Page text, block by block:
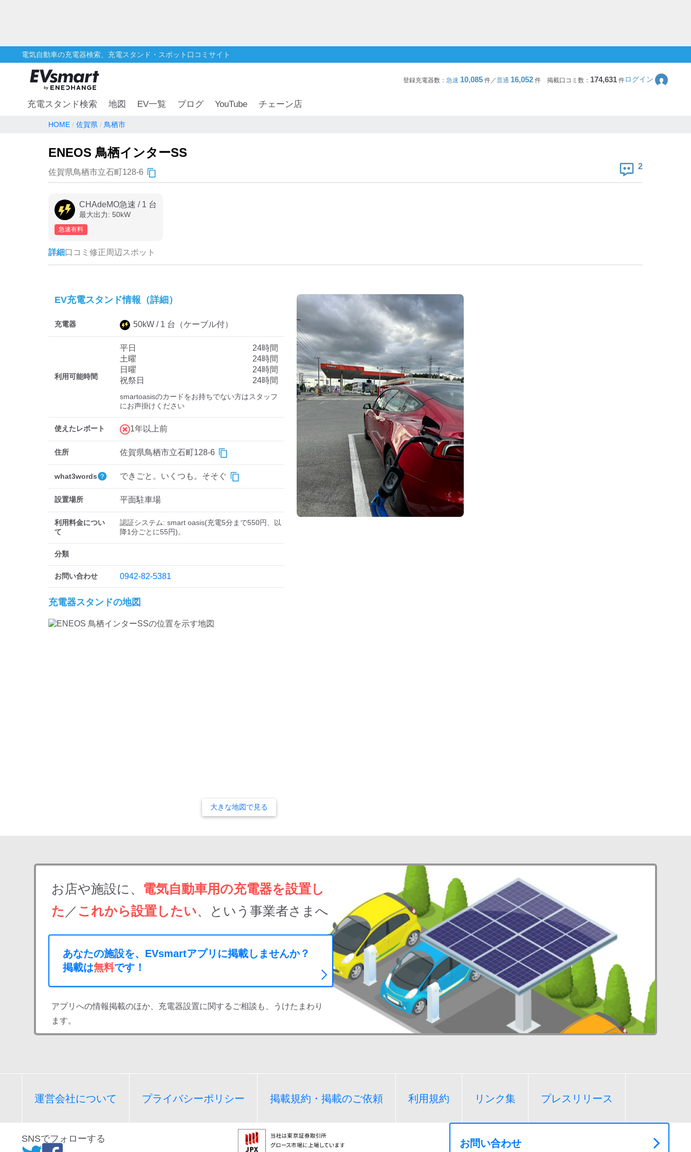
電気自動車の充電器検索、充電スタンド・スポット口コミサイト
登録充電器数： 急速 10,085 件／普通 16,052 件 掲載口コミ数： 174,631件ログイン
充電スタンド検索 地図 EV一覧 ブログ YouTube チェーン店
HOME 佐賀県 鳥栖市
ENEOS 鳥栖インターSS
佐賀県鳥栖市立石町128-6
2
CHAdeMO急速 / 1 台
最大出力: 50kW
急速有料
詳細口コミ 修正周辺スポット
EV充電スタンド情報（詳細）
充電器 50kW / 1 台 （ケーブル付）
利用可能時間
平日
24時間
土曜
24時間
日曜
24時間
祝祭日
24時間
smartoasisのカードをお持ちでない方はスタッフ
にお声掛けください
使えたレポート 1年以上前
住所 佐賀県鳥栖市立石町128-6
what3words できごと。いくつも。そそぐ
設置場所 平面駐車場
利用料金につい
て
認証システム: smart oasis(充電5分まで550円、以
降1分ごとに55円)。
分類
お問い合わせ 0942-82-5381
充電器スタンドの地図
大きな地図で見る
お店や施設に、 電気自動車用の充電器を設置し
た ／ これから設置したい、という事業者さまへ
あなたの施設を、EVsmartアプリに掲載しませんか？
掲載は無料です！
アプリへの情報掲載のほか、充電器設置に関するご相談も、うけたまわり
ます。
運営会社について プライバシーポリシー 掲載規約・掲載のご依頼 利用規約 リンク集 プレスリリース
SNSでフォローする お問い合わせ